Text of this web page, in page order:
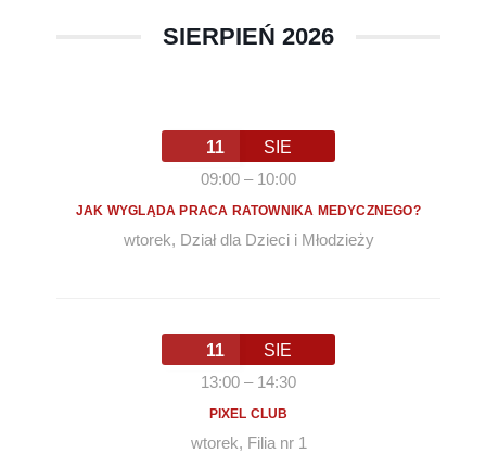
SIERPIEŃ 2026
11
SIE
09:00 – 10:00
JAK WYGLĄDA PRACA RATOWNIKA MEDYCZNEGO?
wtorek, Dział dla Dzieci i Młodzieży
11
SIE
13:00 – 14:30
PIXEL CLUB
wtorek, Filia nr 1